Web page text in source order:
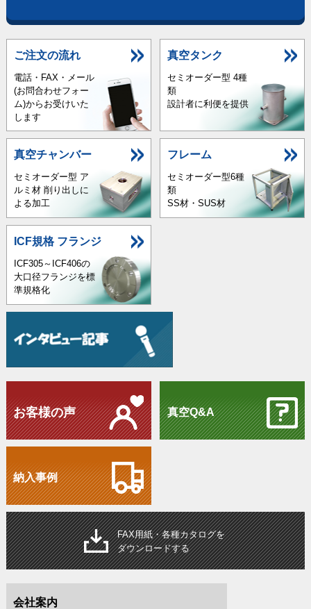
ご注文の流れ
電話・FAX・メール
(お問合わせフォー
ム)からお受けいた
します
真空タンク
セミオーダー型 4種
類
設計者に利便を提供
真空チャンバー
セミオーダー型 ア
ルミ材 削り出しに
よる加工
フレーム
セミオーダー型6種
類
SS材・SUS材
ICF規格 フランジ
ICF305～ICF406の
大口径フランジを標
準規格化
お客様の声 真空Q&A
納入事例
FAX用紙・各種カタログを
ダウンロードする
会社案内